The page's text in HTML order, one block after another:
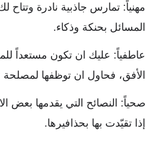
مهنياً: تمارس جاذبية نادرة
المسائل بحنكة وذكاء.
عاطفياً: عليك ان تكون مستعداً
الأفق، فحاول ان توظفها لمصلحة
صحياً: النصائح التي يقدمها بعض
إذا تقيّدت بها بحذافيرها.